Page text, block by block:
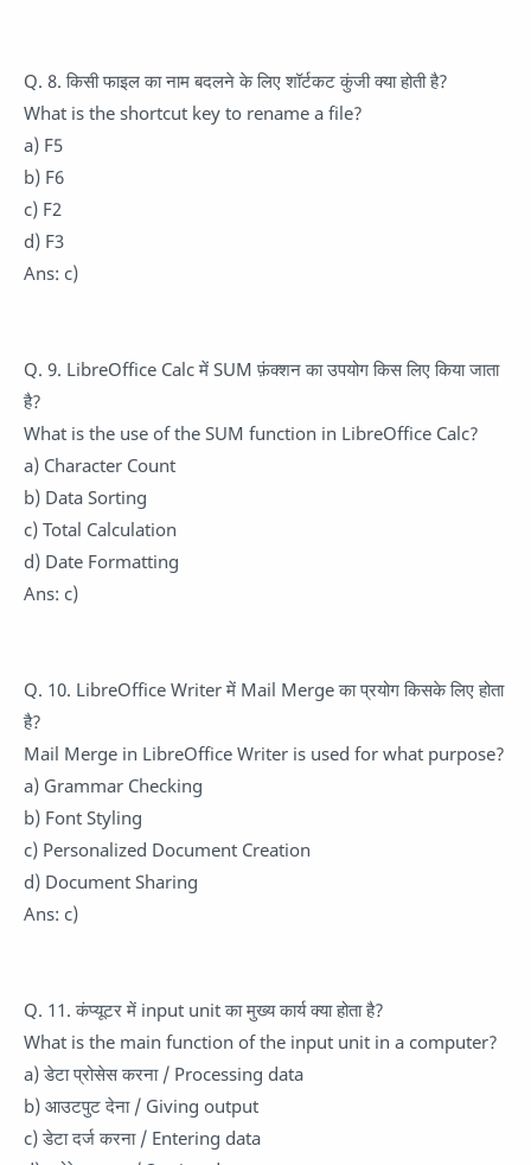
Q. 8. किसी फाइल का नाम बदलने के लिए शॉर्टकट कुंजी क्या होती है?
What is the shortcut key to rename a file?
a) F5
b) F6
c) F2
d) F3
Ans: c)
Q. 9. LibreOffice Calc में SUM फ़ंक्शन का उपयोग किस लिए किया जाता
है?
What is the use of the SUM function in LibreOffice Calc?
a) Character Count
b) Data Sorting
c) Total Calculation
d) Date Formatting
Ans: c)
Q. 10. LibreOffice Writer में Mail Merge का प्रयोग किसके लिए होता
है?
Mail Merge in LibreOffice Writer is used for what purpose?
a) Grammar Checking
b) Font Styling
c) Personalized Document Creation
d) Document Sharing
Ans: c)
Q. 11. कंप्यूटर में input unit का मुख्य कार्य क्या होता है?
What is the main function of the input unit in a computer?
a) डेटा प्रोसेस करना / Processing data
b) आउटपुट देना / Giving output
c) डेटा दर्ज करना / Entering data